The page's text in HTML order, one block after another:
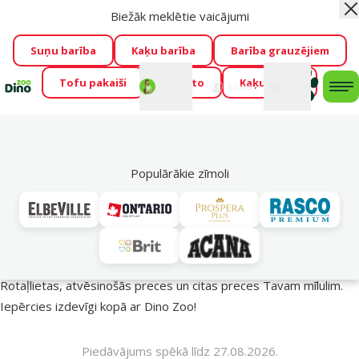
Visu mēnesi Dino Zoo piedāvā lieliskas cenas mīluļu TOP
barībām! 🍖→Skatīt piedāvājumu!
Fotokonkurss “GADA ŪSAIŅI”!
Varbūt tieši Tavs mīlulis
būs 2027. gada zvaigzne
→Piedalīties
Mans
konts
Biežāk meklētie vaicājumi
Suņu barība Kaķu barība Barība grauzējiem
Tofu pakaiši Foresto Kaķu mājas
Populārākie zīmoli
Vasara turpinās – atlaides katrai gaumei!
Rotaļlietas, atvēsinošās preces un citas preces Tavam mīlulim.
Iepērcies izdevīgi kopā ar Dino Zoo!
Piedāvājums spēkā līdz 27.08.2026.